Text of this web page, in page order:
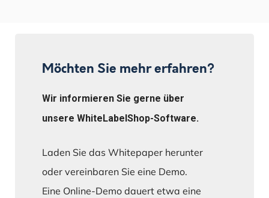
Möchten Sie mehr erfahren?
Wir informieren Sie gerne über
unsere WhiteLabelShop-Software.
Laden Sie das Whitepaper herunter
oder vereinbaren Sie eine Demo.
Eine Online-Demo dauert etwa eine